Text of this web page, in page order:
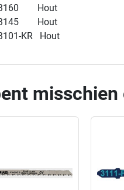
Hout
Hout
KR Hout